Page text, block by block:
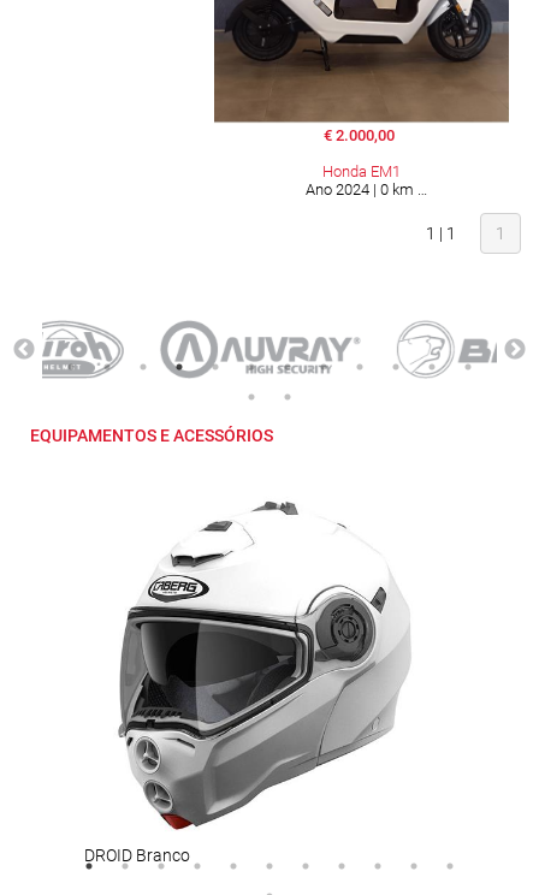
€ 2.000,00
Honda EM1
Ano 2024 | 0 km
1 | 1 1
EQUIPAMENTOS E ACESSÓRIOS
DROID Branco